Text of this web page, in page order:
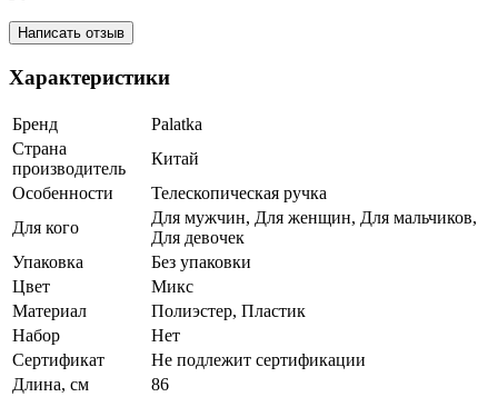
Написать отзыв
Характеристики
Бренд
Palatka
Страна
производитель
Китай
Особенности
Телескопическая ручка
Для кого
Для мужчин, Для женщин, Для мальчиков,
Для девочек
Упаковка
Без упаковки
Цвет
Микс
Материал
Полиэстер, Пластик
Набор
Нет
Сертификат
Не подлежит сертификации
Длина, см
86